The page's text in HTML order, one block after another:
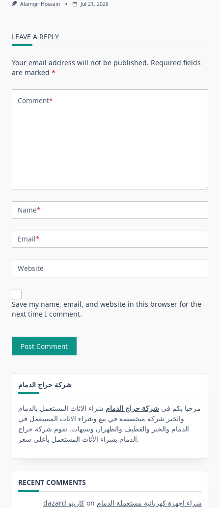
Alamgir Hossain Jul 21, 2026
LEAVE A REPLY
Your email address will not be published. Required fields
are marked *
Comment*
Name*
Email*
Website
Save my name, email, and website in this browser for the
next time I comment.
شركة حراج الدمام
مرحبا بكم في شركة حراج الدمام شراء الاثاث المستعمل بالدمام
والخبر شركة متخصصة في بيع وشراء الاثاث المستعمل في
الدمام والخبر والقطيف والظهران وسيهات. تقوم شركة حراج
الدمام بشراء الأثاث المستعمل بأعلى سعر.
RECENT COMMENTS
dazard كازينوon شراء اجهزة كهربائية مستعملة الدمام